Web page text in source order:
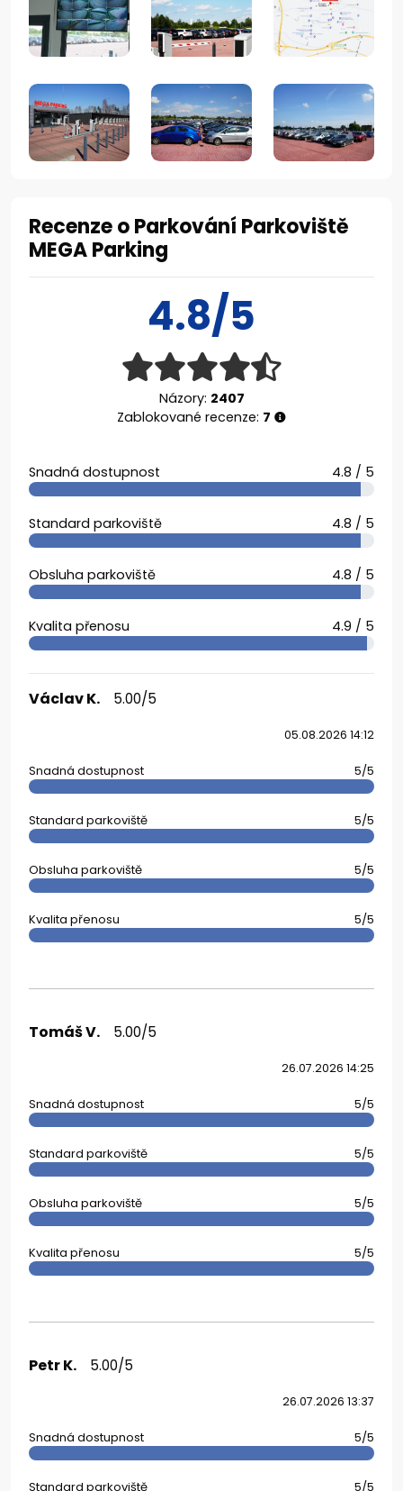
Recenze o Parkování Parkoviště
MEGA Parking
4.8/5
Názory: 2407
Zablokované recenze: 7
Snadná dostupnost 4.8 / 5
Standard parkoviště 4.8 / 5
Obsluha parkoviště 4.8 / 5
Kvalita přenosu 4.9 / 5
Václav K. 5.00/5
05.08.2026 14:12
Snadná dostupnost 5/5
Standard parkoviště 5/5
Obsluha parkoviště 5/5
Kvalita přenosu 5/5
Tomáš V. 5.00/5
26.07.2026 14:25
Snadná dostupnost 5/5
Standard parkoviště 5/5
Obsluha parkoviště 5/5
Kvalita přenosu 5/5
Petr K. 5.00/5
26.07.2026 13:37
Snadná dostupnost 5/5
Standard parkoviště 5/5